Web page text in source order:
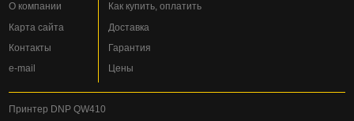
О компании
Карта сайта
Контакты
e-mail
Как купить, оплатить
Доставка
Гарантия
Цены
Принтер DNP QW410